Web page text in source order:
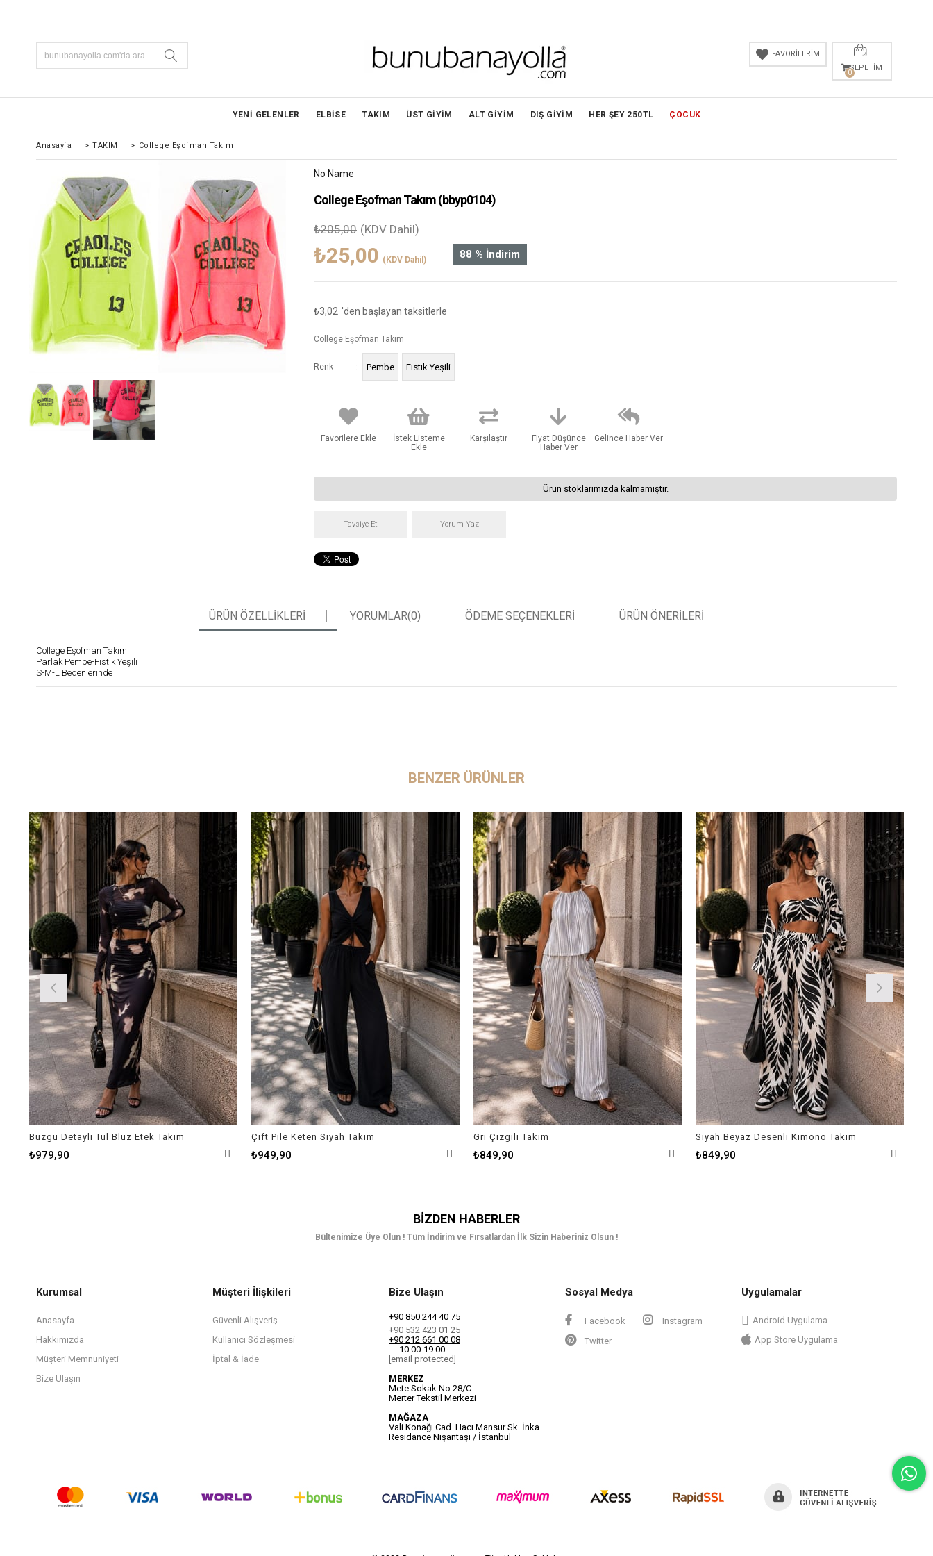
SEPETIM
0
FAVORİLERİM
YENİ GELENLER ELBİSE TAKIM ÜST GİYİM ALT GİYİM DIŞ GİYİM HER ŞEY 250TL ÇOCUK
Anasayfa > TAKIM > College Eşofman Takım
No Name
College Eşofman Takım(bbyp0104)
%
88 İndirim
₺205,00 (KDV Dahil)
₺25,00 (KDV Dahil)
₺3,02 'den başlayan taksitlerle
College Eşofman Takım
Renk : Pembe Fıstık Yeşili
Favorilere Ekle
İstek Listeme
Ekle
Karşılaştır
Fiyat Düşünce
Haber Ver
Gelince Haber Ver
Ürün stoklarımızda kalmamıştır.
Tavsiye Et Yorum Yaz
ÜRÜN ÖZELLIKLERI YORUMLAR(0) ÖDEME SEÇENEKLERI ÜRÜN ÖNERILERI
College Eşofman Takım
Parlak Pembe-Fıstık Yeşili
S-M-L Bedenlerinde
BENZER ÜRÜNLER
Büzgü Detaylı Tül Bluz Etek Takım
₺979,90
Çift Pile Keten Siyah Takım
₺949,90
Gri Çizgili Takım
₺849,90
Siyah Beyaz Desenli Kimono Takım
₺849,90
BIZDEN HABERLER
Bültenimize Üye Olun ! Tüm İndirim ve Fırsatlardan İlk Sizin Haberiniz Olsun !
Kurumsal
Anasayfa
Hakkımızda
Müşteri Memnuniyeti
Bize Ulaşın
Müşteri İlişkileri
Güvenli Alışveriş
Kullanıcı Sözleşmesi
İptal & İade
Bize Ulaşın
+90 850 244 40 75
+90 532 423 01 25
+90 212 661 00 08
10:00-19.00
[email protected]
MERKEZ
Mete Sokak No 28/C
Merter Tekstil Merkezi
MAĞAZA
Vali Konağı Cad. Hacı Mansur Sk. İnka
Residance Nişantaşı / İstanbul
Sosyal Medya
Facebook
Instagram
Twitter
Uygulamalar
Android Uygulama
App Store Uygulama